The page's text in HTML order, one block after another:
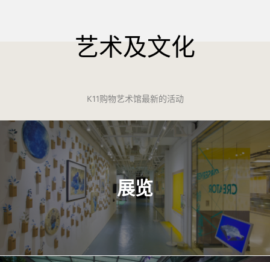
艺术及文化
K11购物艺术馆最新的活动
展览